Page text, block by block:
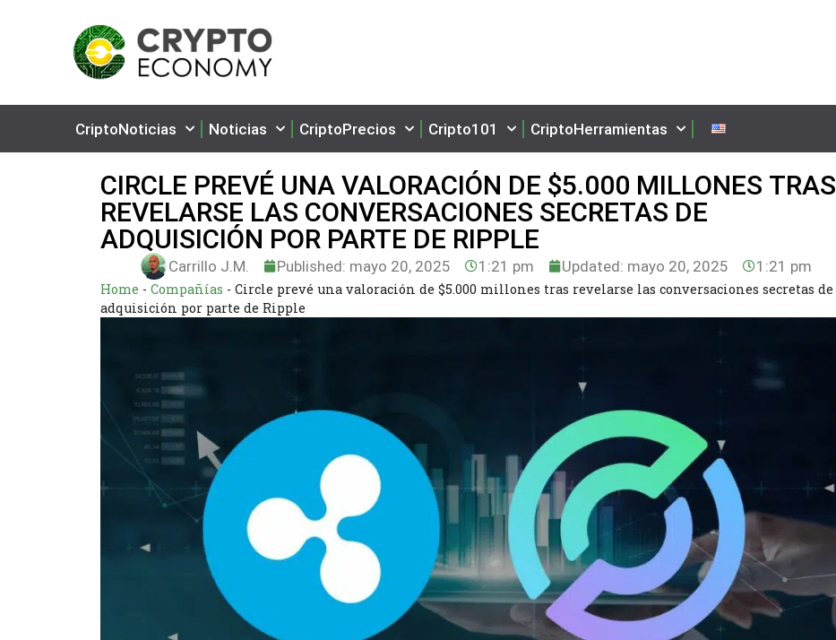
CriptoNoticias Noticias CriptoPrecios Cripto101 CriptoHerramientas
CIRCLE PREVÉ UNA VALORACIÓN DE $5.000 MILLONES TRAS
REVELARSE LAS CONVERSACIONES SECRETAS DE
ADQUISICIÓN POR PARTE DE RIPPLE
Carrillo J.M. Published: mayo 20, 2025 1:21 pm Updated: mayo 20, 2025 1:21 pm
Home - Compañías - Circle prevé una valoración de $5.000 millones tras revelarse las conversaciones secretas de
adquisición por parte de Ripple